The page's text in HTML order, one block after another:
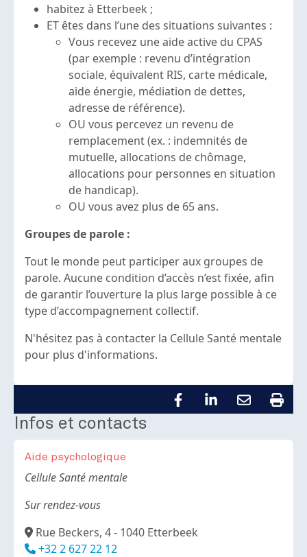
habitez à Etterbeek ;
ET êtes dans l’une des situations suivantes :
Vous recevez une aide active du CPAS
(par exemple : revenu d’intégration
sociale, équivalent RIS, carte médicale,
aide énergie, médiation de dettes,
adresse de référence).
OU vous percevez un revenu de
remplacement (ex. : indemnités de
mutuelle, allocations de chômage,
allocations pour personnes en situation
de handicap).
OU vous avez plus de 65 ans.
Groupes de parole :
Tout le monde peut participer aux groupes de
parole. Aucune condition d’accès n’est fixée, afin
de garantir l’ouverture la plus large possible à ce
type d’accompagnement collectif.
N'hésitez pas à contacter la Cellule Santé mentale
pour plus d'informations.
Infos et contacts
Aide psychologique
Body
Cellule Santé mentale
Sur rendez-vous
Adresse
Rue Beckers, 4 - 1040 Etterbeek
Téléphone
+32 2 627 22 12